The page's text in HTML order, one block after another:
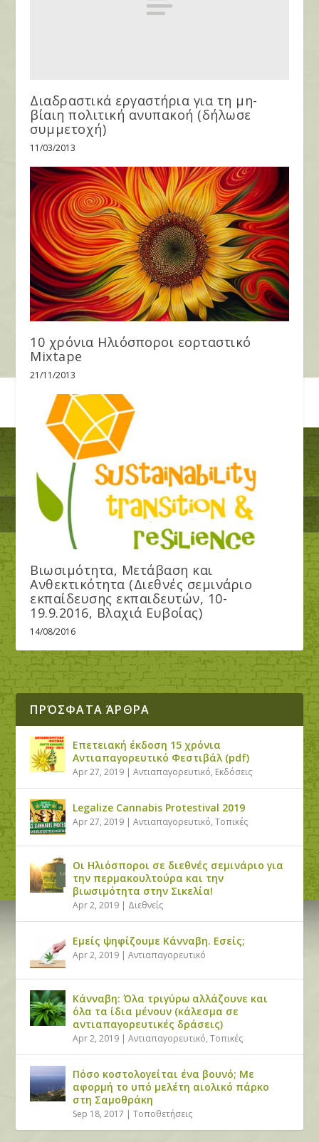
Διαδραστικά εργαστήρια για τη μη-
βίαιη πολιτική ανυπακοή (δήλωσε
συμμετοχή)
11/03/2013
10 χρόνια Ηλιόσποροι εορταστικό
Mixtape
21/11/2013
Βιωσιμότητα, Μετάβαση και
Ανθεκτικότητα (Διεθνές σεμινάριο
εκπαίδευσης εκπαιδευτών, 10-
19.9.2016, Βλαχιά Ευβοίας)
14/08/2016
ΠΡΌΣΦΑΤΑ ΆΡΘΡΑ
Επετειακή έκδοση 15 χρόνια
Αντιαπαγορευτικό Φεστιβάλ (pdf)
Apr 27, 2019 |Αντιαπαγορευτικό, Εκδόσεις
Legalize Cannabis Protestival 2019
Apr 27, 2019 |Αντιαπαγορευτικό,Τοπικές
Οι Ηλιόσποροι σε διεθνές σεμινάριο για
την περμακουλτούρα και την
βιωσιμότητα στην Σικελία!
Apr 2, 2019 | Διεθνείς
Εμείς ψηφίζουμε Κάνναβη. Εσείς;
Apr 2, 2019 |Αντιαπαγορευτικό
Κάνναβη: Όλα τριγύρω αλλάζουνε και
όλα τα ίδια μένουν (κάλεσμα σε
αντιαπαγορευτικές δράσεις)
Apr 2, 2019 |Αντιαπαγορευτικό,Τοπικές
Πόσο κοστολογείται ένα βουνό; Με
αφορμή το υπό μελέτη αιολικό πάρκο
στη Σαμοθράκη
Sep 18, 2017 |Τοποθετήσεις